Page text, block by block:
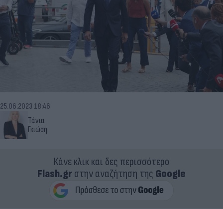
Τάνια
Γκιώση
25.06.2023 18:46
Κάνε κλικ και δες περισσότερο
Flash.grστην αναζήτηση της Google